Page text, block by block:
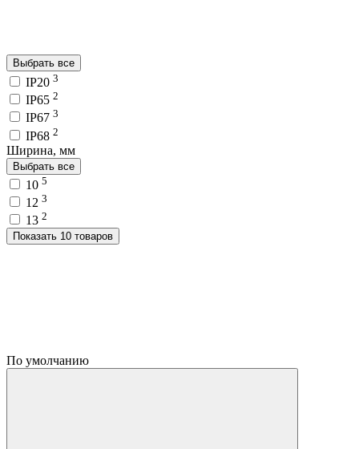
Выбрать все
IP20 3
IP65 2
IP67 3
IP68 2
Ширина, мм
Выбрать все
10 5
12 3
13 2
Показать 10 товаров
По умолчанию